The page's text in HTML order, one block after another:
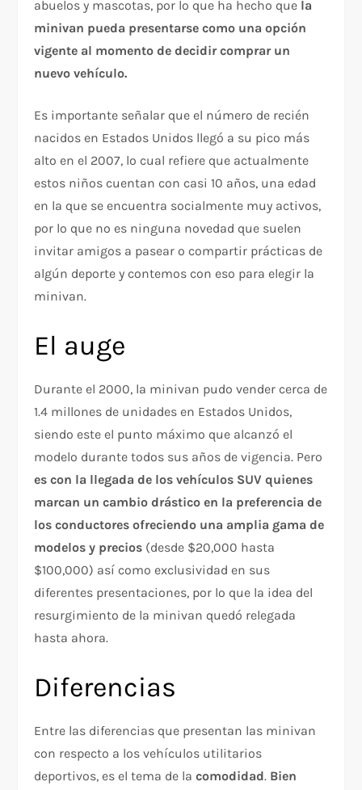
abuelos y mascotas, por lo que ha hecho que la
minivan pueda presentarse como una opción
vigente al momento de decidir comprar un
nuevo vehículo.
Es importante señalar que el número de recién
nacidos en Estados Unidos llegó a su pico más
alto en el 2007, lo cual refiere que actualmente
estos niños cuentan con casi 10 años, una edad
en la que se encuentra socialmente muy activos,
por lo que no es ninguna novedad que suelen
invitar amigos a pasear o compartir prácticas de
algún deporte y contemos con eso para elegir la
minivan.
El auge
Durante el 2000, la minivan pudo vender cerca de
1.4 millones de unidades en Estados Unidos,
siendo este el punto máximo que alcanzó el
modelo durante todos sus años de vigencia. Pero
es con la llegada de los vehículos SUV quienes
marcan un cambio drástico en la preferencia de
los conductores ofreciendo una amplia gama de
modelos y precios (desde $20,000 hasta
$100,000) así como exclusividad en sus
diferentes presentaciones, por lo que la idea del
resurgimiento de la minivan quedó relegada
hasta ahora.
Diferencias
Entre las diferencias que presentan las minivan
con respecto a los vehículos utilitarios
deportivos, es el tema de lacomodidad. Bien